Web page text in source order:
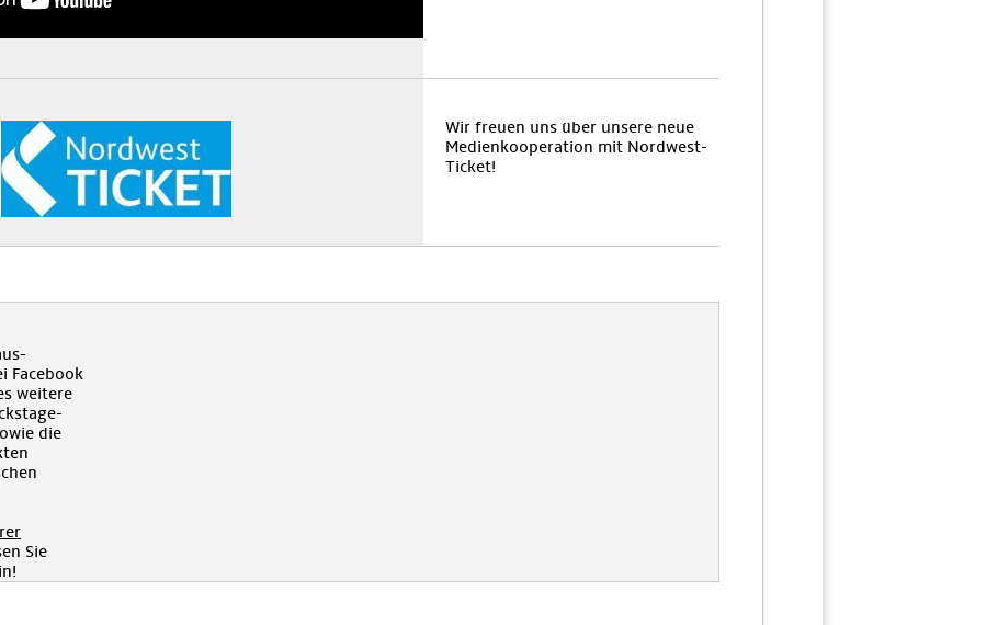
Wir freuen uns über unsere neue
Medienkooperation mit Nordwest-
Ticket!
Facebook
weitere
die
Sie